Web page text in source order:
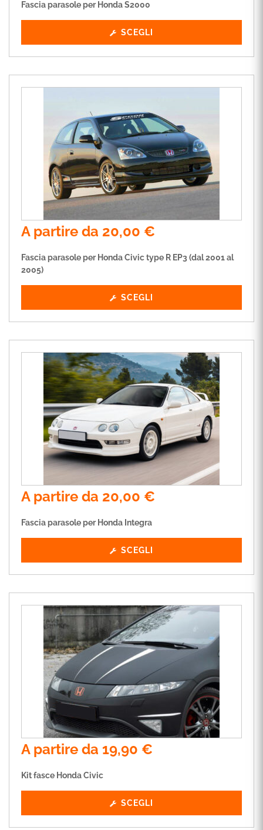
Fascia parasole per Honda S2000
SCEGLI
A partire da 20,00 €
Fascia parasole per Honda Civic type R EP3 (dal 2001 al
2005)
SCEGLI
A partire da 20,00 €
Fascia parasole per Honda Integra
SCEGLI
A partire da 19,90 €
Kit fasce Honda Civic
SCEGLI